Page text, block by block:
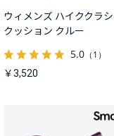
ウィメンズ ハイククラ
クッション クルー
5.0 （1）
￥3,520